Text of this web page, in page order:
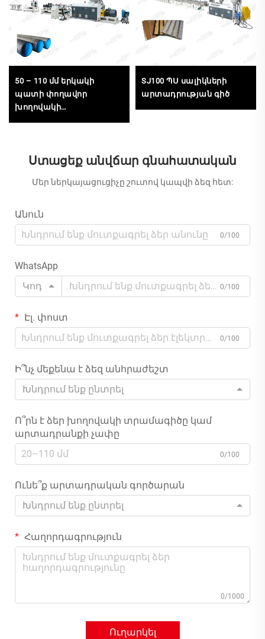
50 – 110 մմ երկակի
պատի փողավոր
խողովակի
SJ100 ՊՍ սալիկների
արտադրության գիծ
Ստացեք անվճար գնահատական
Մեր ներկայացուցիչը շուտով կապվի ձեզ հետ:
Անուն
0/100
WhatsApp
Կոդ
0/100
Էլ. փոստ
0/100
Ի՞նչ մեքենա է ձեզ անհրաժեշտ
Խնդրում ենք ընտրել
Ո՞րն է ձեր խողովակի տրամագիծը կամ
արտադրանքի չափը
0/100
Ունե՞ք արտադրական գործարան
Խնդրում ենք ընտրել
Հաղորդագրություն
0/1000
Ուղարկել